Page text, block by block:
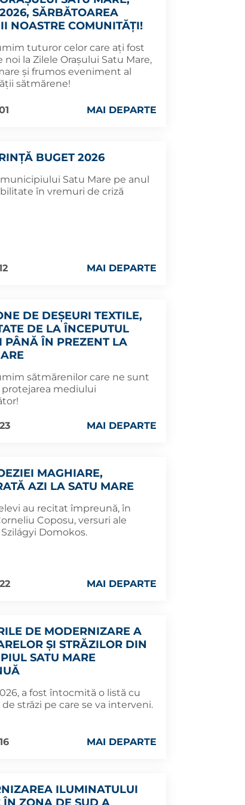
SĂRBĂTOAREA
NOASTRE COMUNITĂȚI!
tuturor celor care ați fost
noi la Zilele Orașului Satu Mare,
și frumos eveniment al
sătmărene!
MAI DEPARTE
BUGET 2026
Satu Mare pe anul
în vremuri de criză
MAI DEPARTE
DE DEȘEURI TEXTILE,
DE LA ÎNCEPUTUL
PÂNĂ ÎN PREZENT LA
sătmărenilor care ne sunt
protejarea mediului
MAI DEPARTE
MAGHIARE,
AZI LA SATU MARE
au recitat împreună, în
Coposu, versuri ale
Domokos.
MAI DEPARTE
DE MODERNIZARE A
ȘI STRĂZILOR DIN
SATU MARE
a fost întocmită o listă cu
străzi pe care se va interveni.
MAI DEPARTE
ILUMINATULUI